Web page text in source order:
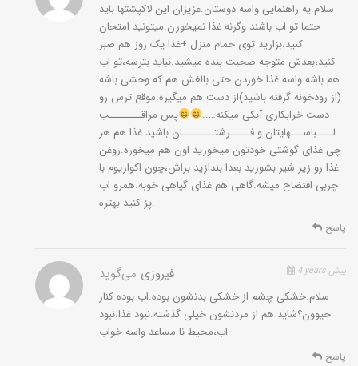
سلام.یه راهنمایی واسه دوستان.عزیزان این لاکپشتها باید
حتما تو اب باشند وگرنه غذا نمیخورن.میتونید امتحان
کنید،بزارید توی حمام منزل +غذا یک روز هم صبر
کنید،بعدش متوجه صحبت بنده میشید.نباید بترسه،تو اب
هم باشه واسه غذا خوردن.حتی بالغش هم که وحشی باشه
(از رودخونه گرفته باشید)از دست هم میگیره.موقع ترس رو
دست خرابکاری آبکی میکنه…..
پس مراقــــــــب
لــــباســـهایتان و فـــــرشتــــــــان باشید.غذا هم هر
چی غذای گوشتی خودتون میخورید اون هم میخوره.روغن
غذا رو زیر شیر بشورید بعدا بندازید براش،چون اکواریوم با
چربی افتضاح میشه.گاهی هم غذای گیاهی خوبه.همرو اب
پز کنید بهتره.
پاسخ
فیروزی می‌گوید 4 years پیش
سلام.خشکی چشم از خشکی بدنشون بوده.اب بوده کنار
حیوون؟شاید هم از مردنشون خیلی گذشته.نبود غذا،نبود
اب،محیط نا مساعد واسه خواب
پاسخ